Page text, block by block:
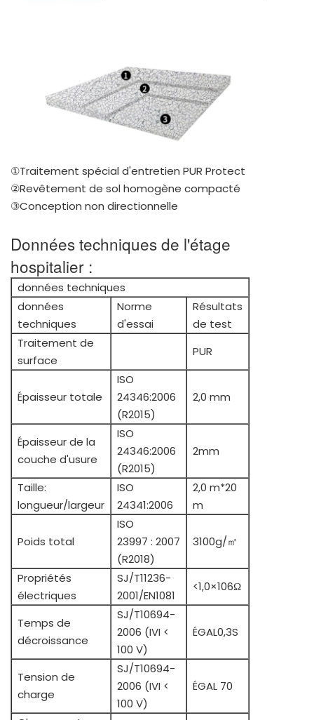
①Traitement spécial d'entretien PUR Protect
②Revêtement de sol homogène compacté
③Conception non directionnelle
Données techniques de l'étage
hospitalier :
données techniques
données
techniques
Norme
d'essai
Résultats
de test
Traitement de
surface
PUR
Épaisseur totale
ISO
24346:2006
(R2015)
2,0 mm
Épaisseur de la
couche d'usure
ISO
24346:2006
(R2015)
2mm
Taille:
longueur/largeur
ISO
24341:2006
2,0 m*20
m
Poids total
ISO
23997 : 2007
(R2018)
3100g/㎡
Propriétés
électriques
SJ/T11236-
2001/EN1081
<1,0×106Ω
Temps de
décroissance
SJ/T10694-
2006 (IVI <
100 V)
ÉGAL0,3S
Tension de
charge
SJ/T10694-
2006 (IVI <
100 V)
ÉGAL 70